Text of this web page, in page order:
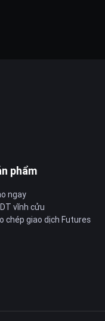
phẩm
ngay
vĩnh cửu
chép giao dịch Futures